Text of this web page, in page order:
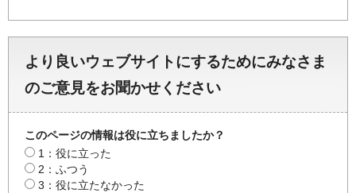
より良いウェブサイトにするためにみなさま
のご意見をお聞かせください
このページの情報は役に立ちましたか？
1：役に立った
2：ふつう
3：役に立たなかった